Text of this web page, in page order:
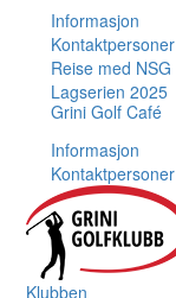
Informasjon
Kontaktpersoner
Reise med NSG
Lagserien 2025
Grini Golf Café
Informasjon
Kontaktpersoner
Klubben